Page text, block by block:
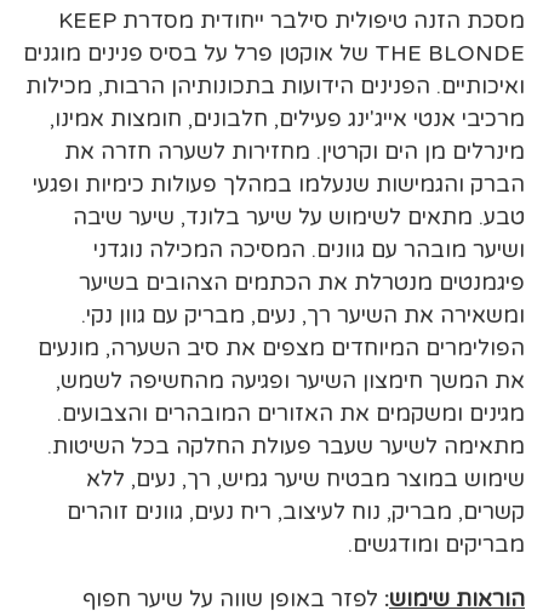
מסכת הזנה טיפולית סילבר ייחודית מסדרת KEEP
THE BLONDE של אוקטן פרל על בסיס פנינים מוגנים
ואיכותיים. הפנינים הידועות בתכונותיהן הרבות, מכילות
מרכיבי אנטי אייג'ינג פעילים, חלבונים, חומצות אמינו,
מינרלים מן הים וקרטין. מחזירות לשערה חזרה את
הברק והגמישות שנעלמו במהלך פעולות כימיות ופגעי
טבע. מתאים לשימוש על שיער בלונד, שיער שיבה
ושיער מובהר עם גוונים. המסיכה המכילה נוגדני
פיגמנטים מנטרלת את הכתמים הצהובים בשיער
ומשאירה את השיער רך, נעים, מבריק עם גוון נקי.
הפולימרים המיוחדים מצפים את סיב השערה, מונעים
את המשך חימצון השיער ופגיעה מהחשיפה לשמש,
מגינים ומשקמים את האזורים המובהרים והצבועים.
מתאימה לשיער שעבר פעולת החלקה בכל השיטות.
שימוש במוצר מבטיח שיער גמיש, רך, נעים, ללא
קשרים, מבריק, נוח לעיצוב, ריח נעים, גוונים זוהרים
מבריקים ומודגשים.
הוראות שימוש: לפזר באופן שווה על שיער חפוף